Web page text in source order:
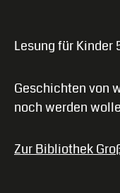
Lesung für Kinder
Geschichten von
noch werden
Zur Bibliothek